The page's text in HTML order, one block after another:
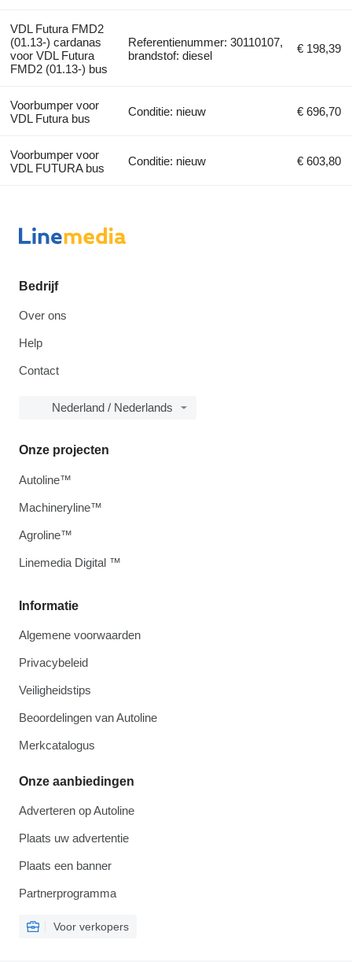
VDL Futura FMD2
(01.13-) cardanas
voor VDL Futura
FMD2 (01.13-) bus
Referentienummer: 30110107,
brandstof: diesel
€ 198,39
Voorbumper voor
VDL Futura bus
Conditie: nieuw € 696,70
Voorbumper voor
VDL FUTURA bus
Conditie: nieuw € 603,80
Bedrijf
Over ons
Help
Contact
Nederland / Nederlands
Informatie
Algemene voorwaarden
Privacybeleid
Veiligheidstips
Beoordelingen van Autoline
Merkcatalogus
Onze aanbiedingen
Adverteren op Autoline
Plaats uw advertentie
Plaats een banner
Partnerprogramma
Voor verkopers
Onze projecten
Autoline™
Machineryline™
Agroline™
Linemedia Digital ™